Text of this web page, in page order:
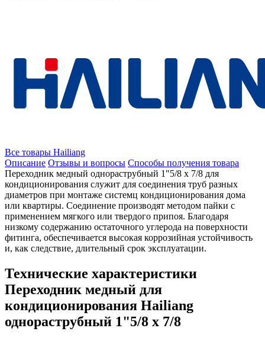
Все товары Hailiang
Описание Отзывы и вопросы Способы получения товара
Переходник медный однораструбный 1"5/8 х 7/8 для
кондиционирования служит для соединения труб разных
диаметров при монтаже системц кондиционирования дома
или квартиры. Соединение производят методом пайки с
применением мягкого или твердого припоя. Благодаря
низкому содержанию остаточного углерода на поверхности
фитинга, обеспечивается высокая коррозийная устойчивость
и, как следствие, длительный срок эксплуатации.
Технические характеристики
Переходник медный для
кондиционирования Hailiang
однораструбный 1"5/8 х 7/8